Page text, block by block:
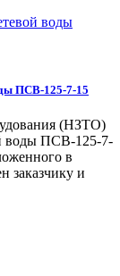
ПСВ-125-7-15
(НЗТО)
воды ПСВ-125-7-
в
заказчику и